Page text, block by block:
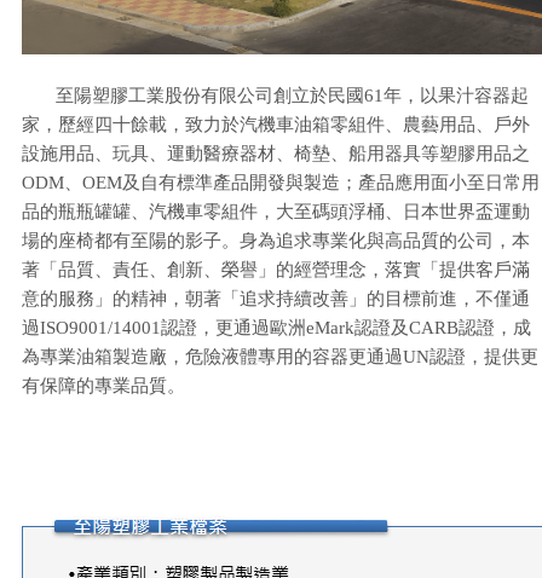
至陽塑膠工業股份有限公司創立於民國61年，以果汁容器起
家，歷經四十餘載，致力於汽機車油箱零組件、農藝用品、戶外
設施用品、玩具、運動醫療器材、椅墊、船用器具等塑膠用品之
ODM、OEM及自有標準產品開發與製造；產品應用面小至日常用
品的瓶瓶罐罐、汽機車零組件，大至碼頭浮桶、日本世界盃運動
場的座椅都有至陽的影子。身為追求專業化與高品質的公司，本
著「品質、責任、創新、榮譽」的經營理念，落實「提供客戶滿
意的服務」的精神，朝著「追求持續改善」的目標前進，不僅通
過ISO9001/14001認證，更通過歐洲eMark認證及CARB認證，成
為專業油箱製造廠，危險液體專用的容器更通過UN認證，提供更
有保障的專業品質。